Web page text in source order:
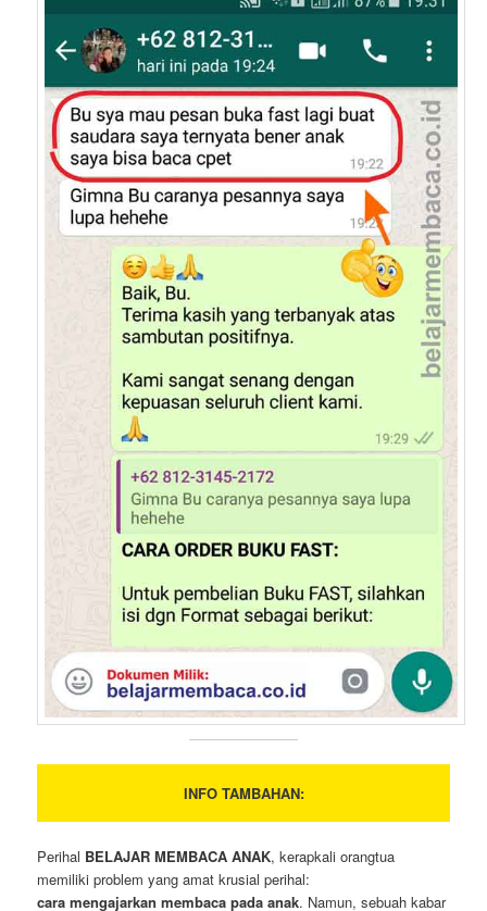
INFO TAMBAHAN:
Perihal BELAJAR MEMBACA ANAK, kerapkali orangtua
memiliki problem yang amat krusial perihal:
cara mengajarkan membaca pada anak. Namun, sebuah kabar